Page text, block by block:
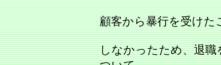
顧客から暴行を受けた
しなかったため、退